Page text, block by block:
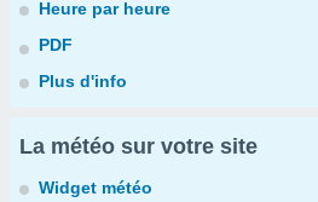
Heure par heure
PDF
Plus d'info
La météo sur votre site
Widget météo